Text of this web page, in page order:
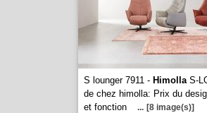
S lounger 7911 - HimollaS-
de chez himolla: Prix du
et fonction
... [8 image(s)]